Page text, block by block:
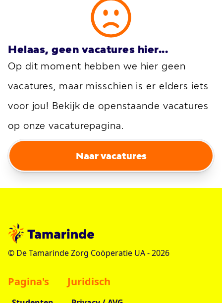
Helaas, geen vacatures hier...
Op dit moment hebben we hier geen
vacatures, maar misschien is er elders iets
voor jou! Bekijk de openstaande vacatures
op onze vacaturepagina.
Naar vacatures
© De Tamarinde Zorg Coöperatie UA -2026
Pagina's Juridisch